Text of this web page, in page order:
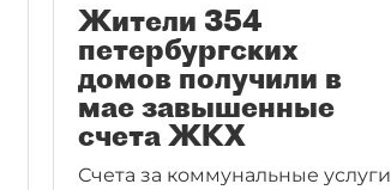
Жители 354
петербургских
домов получили в
мае завышенные
счета ЖКХ
Счета за коммунальные услуги